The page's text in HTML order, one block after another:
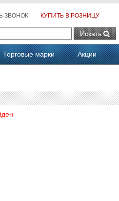
ЗВОНОК КУПИТЬ В РОЗНИЦУ
Искать
Торговые марки Акции